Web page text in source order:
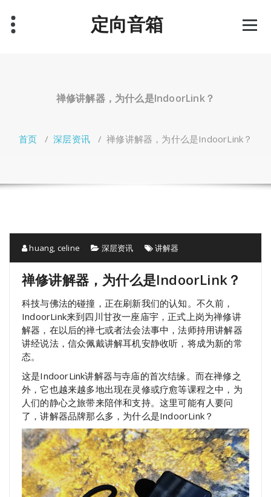
定向音箱
禅修讲解器，为什么是IndoorLink？
首页/深层资讯 /禅修讲解器，为什么是IndoorLink？
huang, celine 深层资讯 讲解器
禅修讲解器，为什么是IndoorLink？
科技与佛法的碰撞，正在刷新我们的认知。不久前，
IndoorLink来到四川甘孜一座庙宇，正式上岗为禅修讲
解器，在以后的禅七或者法会法事中，法师持用讲解器
讲经说法，信众佩戴讲解耳机安静收听，将成为新的常
态。
这是IndoorLink讲解器与寺庙的首次结缘。而在禅修之
外，它也越来越多地出现在灵修或疗愈等课程之中，为
人们的静心之旅带来陪伴和支持。这里可能有人要问
了，讲解器品牌那么多，为什么是IndoorLink？